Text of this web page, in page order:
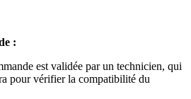
:
est validée par un technicien, qui
pour vérifier la compatibilité du